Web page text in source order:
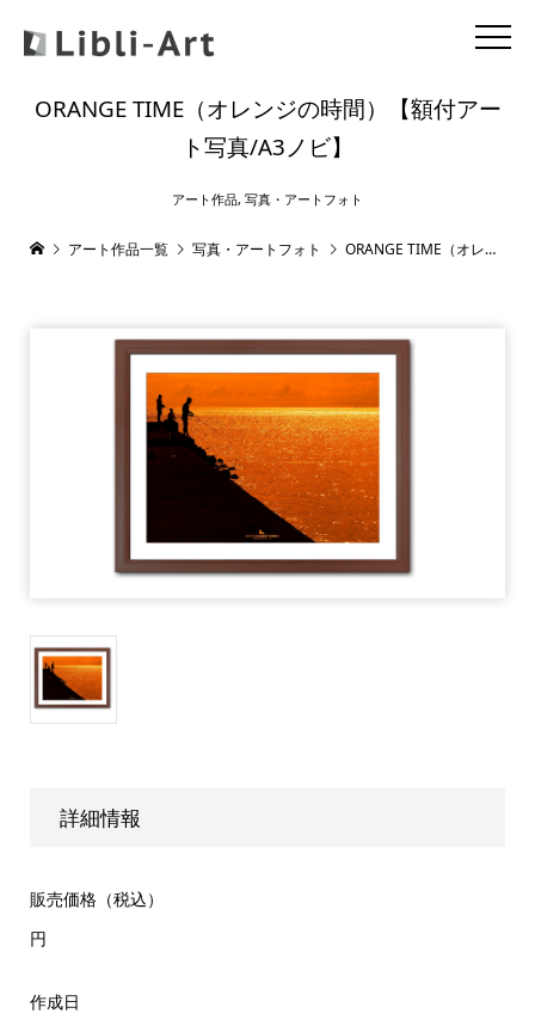
ORANGE TIME（オレンジの時間）【額付アー
ト写真/A3ノビ】
アート作品, 写真・アートフォト
アート作品一覧 写真・アートフォト ORANGE TIME（オレンジの時間）【額付アート写真/A3ノビ】
詳細情報
販売価格（税込）
円
作成日